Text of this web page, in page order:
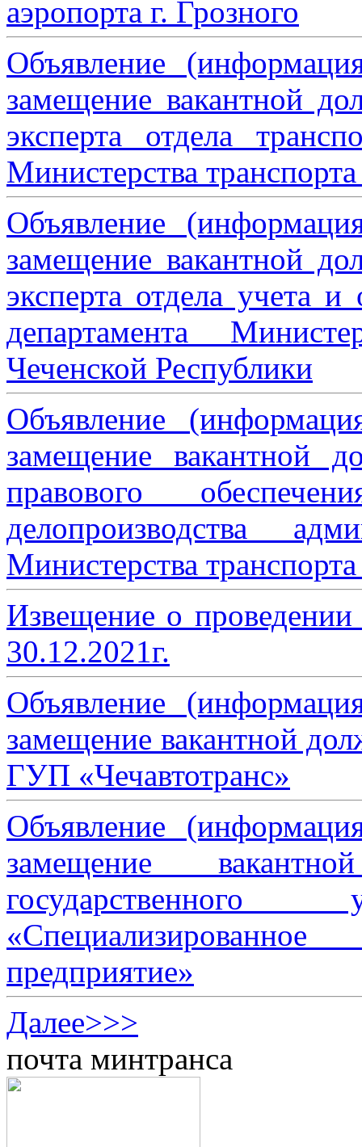
аэропорта г. Грозного
Объявление
замещение вакантной
эксперта отдела
Министерства
Объявление
замещение вакантной
эксперта отдела учета и
департамента
Чеченской Республики
Объявление
замещение вакантной
правового
делопроизводства
Министерства
Извещение о
30.12.2021г.
Объявление
замещение вакантной
ГУП «Чечавтотранс»
Объявление
замещение
государственного
«Специализированное
предприятие»
Далее>>>
почта минтранса